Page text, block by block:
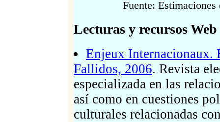
Fuente:
Lecturas y recursos
Enjeux Internacionaux.
Fallidos, 2006. Revista
especializada en las
así como en cuestiones
culturales relacionadas